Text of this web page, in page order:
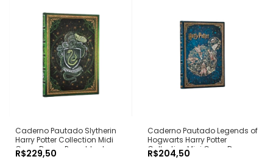
Caderno Pautado Slytherin
Harry Potter Collection Midi
Capa Dura - Paperblanks
R$229,50
Caderno Pautado Legends of
Hogwarts Harry Potter
Collection Mini Capa Dura -
Paperblanks
R$204,50